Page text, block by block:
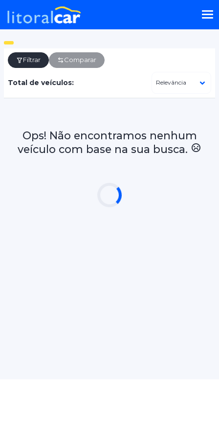
Filtrar Comparar
Total de veículos:
Ops! Não encontramos nenhum
veículo com base na sua busca.